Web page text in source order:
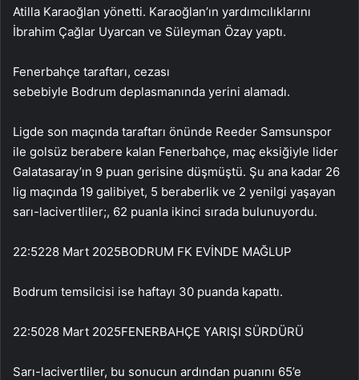
Atilla Karaoğlan yönetti. Karaoğlan’ın yardımcılıklarını
İbrahim Çağlar Uyarcan ve Süleyman Özay yaptı.
Fenerbahçe taraftarı, cezası
sebebiyle Bodrum deplasmanında yerini alamadı.
Ligde son maçında taraftarı önünde Reeder Samsunspor
ile golsüz berabere kalan Fenerbahçe, maç eksiğiyle lider
Galatasaray’ın 9 puan gerisine düşmüştü. Şu ana kadar 26
lig maçında 19 galibiyet, 5 beraberlik ve 2 yenilgi yaşayan
sarı-lacivertliler;, 62 puanla ikinci sırada bulunuyordu.
22:5228 Mart 2025BODRUM FK EVİNDE MAĞLUP
Bodrum temsilcisi ise haftayı 30 puanda kapattı.
22:5028 Mart 2025FENERBAHÇE YARIŞI SÜRDÜRÜ
Sarı-lacivertliler, bu sonucun ardından puanını 65’e